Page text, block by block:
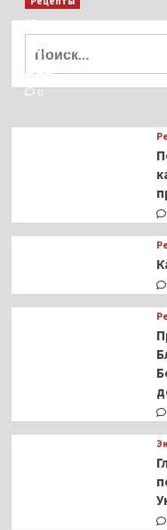
Миллионы
тиранического
ВОЗ
0